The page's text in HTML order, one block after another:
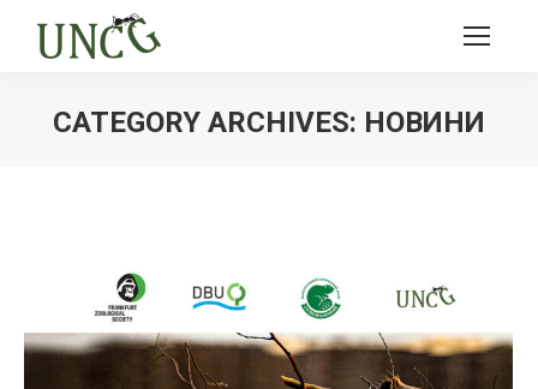
CATEGORY ARCHIVES: НОВИНИ